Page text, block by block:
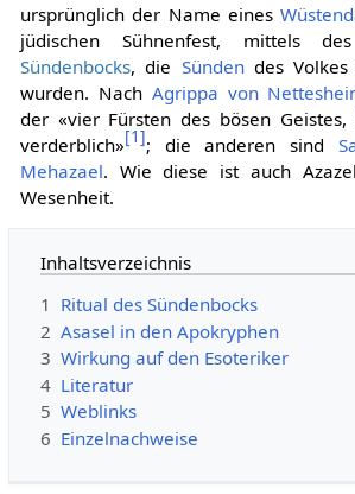
ursprünglich der Name eines
jüdischen Sühnenfest, mittels
Sündenbocks, die Sündendes Volkes
wurden. Nach Agrippa von
der «vier Fürsten des bösen
verderblich»[1]; die anderen sind
Mehazael. Wie diese ist auch
Wesenheit.
Inhaltsverzeichnis
1 Ritual des Sündenbocks
2 Asasel in den Apokryphen
3 Wirkung auf den Esoteriker
4 Literatur
5 Weblinks
6 Einzelnachweise